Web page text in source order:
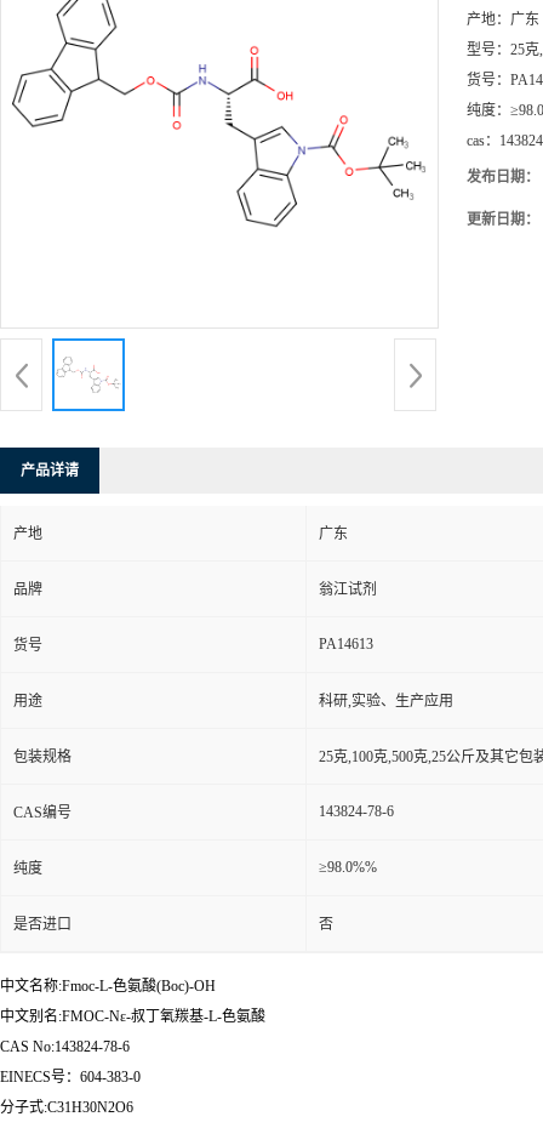
产地： 广东
型号： 25克
货号：
纯度：
cas：
发布日期：
更新日期：
产品详请
产地 广东
品牌 翁江试剂
货号 PA14613
用途 科研,实验、生产应用
包装规格 25克,100克,500克,25公斤及其它包
CAS编号 143824-78-6
纯度 ≥98.0%%
是否进口 否
中文名称:Fmoc-L-色氨酸(Boc)-OH
中文别名:FMOC-Nε-叔丁氧羰基-L-色氨酸
CAS No:143824-78-6
EINECS号：604-383-0
分子式:C31H30N2O6